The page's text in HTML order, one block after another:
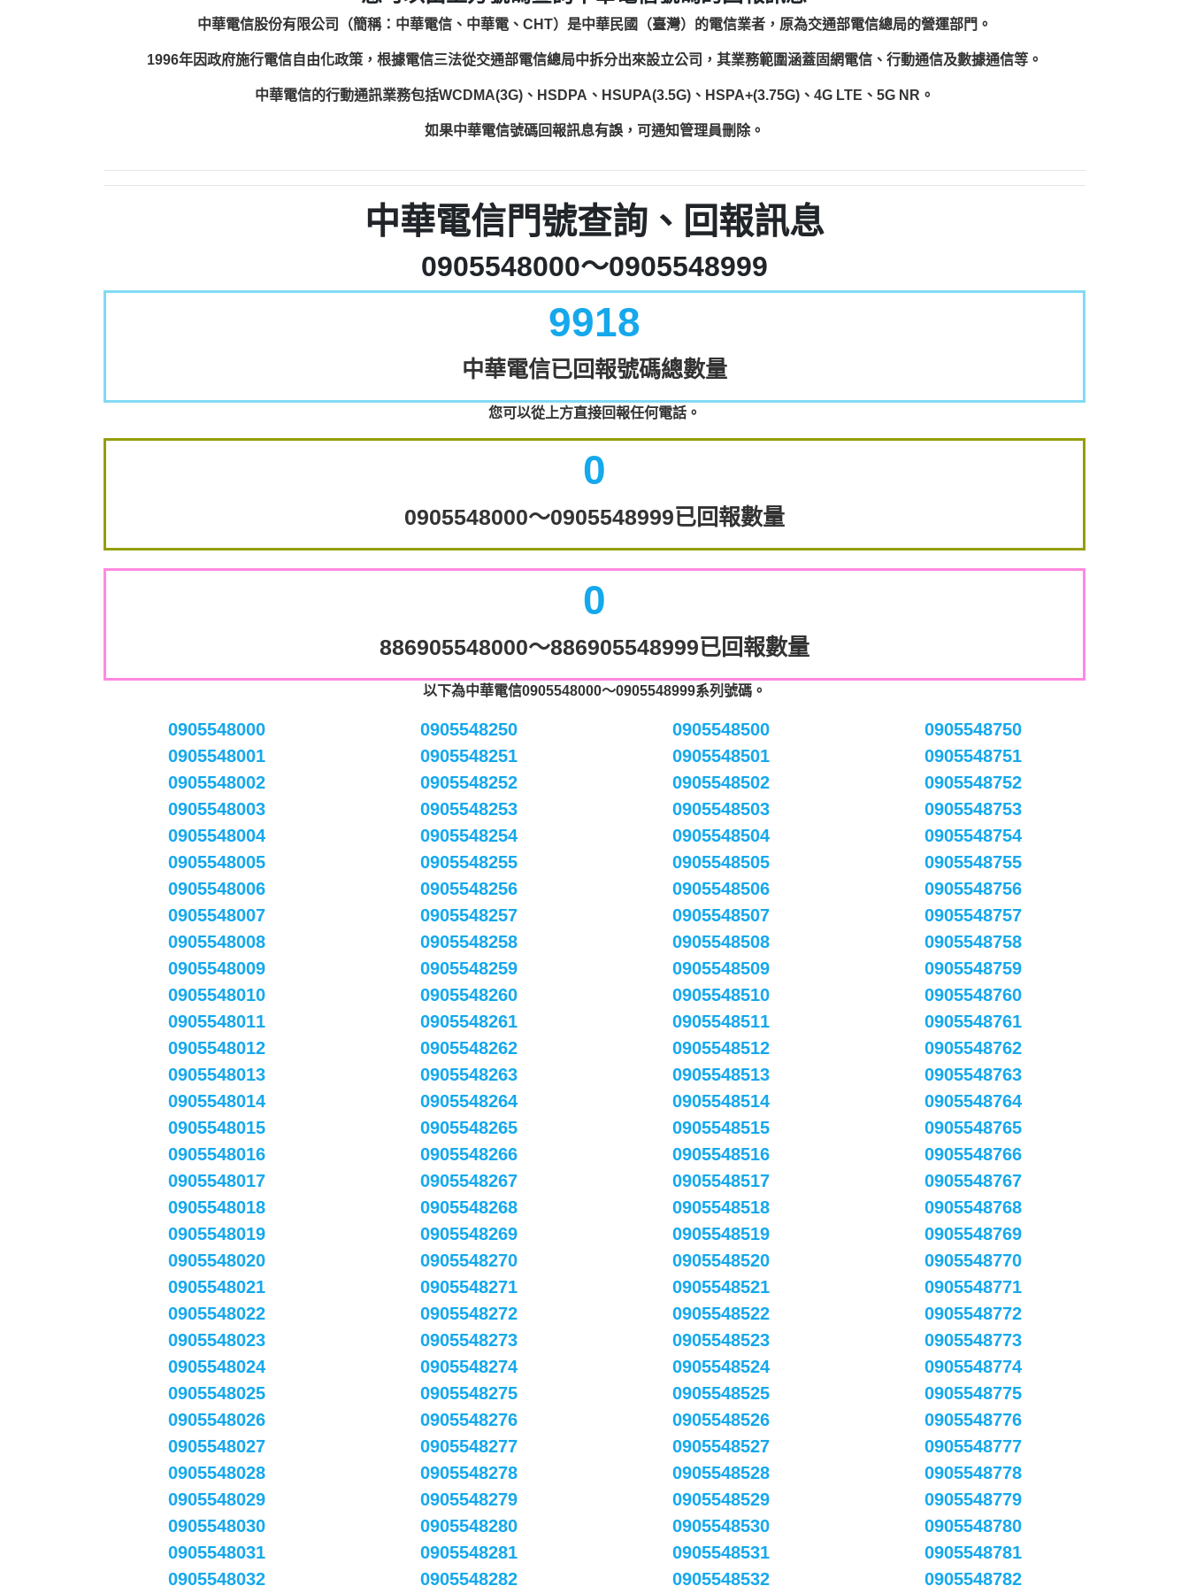
中華電信股份有限公司（簡稱：中華電信、中華電、CHT）是中華民國（臺灣）的電信業者，原為交通部電信總局的營運部門。
1996年因政府施行電信自由化政策，根據電信三法從交通部電信總局中拆分出來設立公司，其業務範圍涵蓋固網電信、行動通信及數據通信等。
中華電信的行動通訊業務包括WCDMA(3G)、HSDPA、HSUPA(3.5G)、HSPA+(3.75G)、4G LTE、5G NR。
如果中華電信號碼回報訊息有誤，可通知管理員刪除。
中華電信門號查詢、回報訊息
0905548000～0905548999
9918
中華電信已回報號碼總數量
您可以從上方直接回報任何電話。
0
0905548000～0905548999已回報數量
0
886905548000～886905548999已回報數量
以下為中華電信0905548000～0905548999系列號碼。
0905548000
0905548001
0905548002
0905548003
0905548004
0905548005
0905548006
0905548007
0905548008
0905548009
0905548010
0905548011
0905548012
0905548013
0905548014
0905548015
0905548016
0905548017
0905548018
0905548019
0905548020
0905548021
0905548022
0905548023
0905548024
0905548025
0905548026
0905548027
0905548028
0905548029
0905548030
0905548031
0905548032
0905548250
0905548251
0905548252
0905548253
0905548254
0905548255
0905548256
0905548257
0905548258
0905548259
0905548260
0905548261
0905548262
0905548263
0905548264
0905548265
0905548266
0905548267
0905548268
0905548269
0905548270
0905548271
0905548272
0905548273
0905548274
0905548275
0905548276
0905548277
0905548278
0905548279
0905548280
0905548281
0905548282
0905548500
0905548501
0905548502
0905548503
0905548504
0905548505
0905548506
0905548507
0905548508
0905548509
0905548510
0905548511
0905548512
0905548513
0905548514
0905548515
0905548516
0905548517
0905548518
0905548519
0905548520
0905548521
0905548522
0905548523
0905548524
0905548525
0905548526
0905548527
0905548528
0905548529
0905548530
0905548531
0905548532
0905548750
0905548751
0905548752
0905548753
0905548754
0905548755
0905548756
0905548757
0905548758
0905548759
0905548760
0905548761
0905548762
0905548763
0905548764
0905548765
0905548766
0905548767
0905548768
0905548769
0905548770
0905548771
0905548772
0905548773
0905548774
0905548775
0905548776
0905548777
0905548778
0905548779
0905548780
0905548781
0905548782